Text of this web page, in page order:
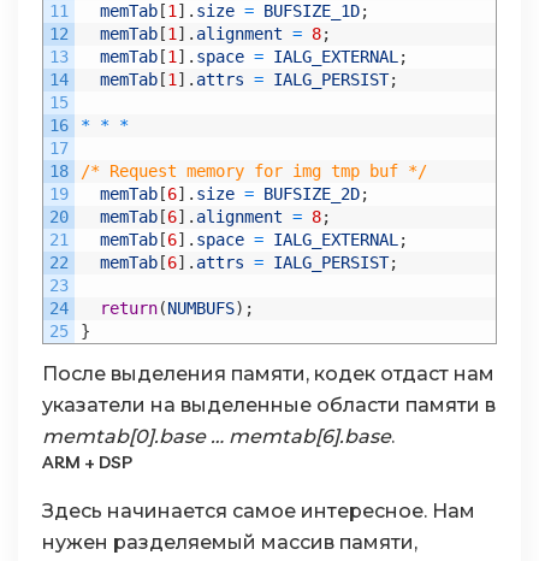
11
12
13
14
15
16
17
18
19
20
21
22
23
24
25
memTab [1 ] . size = BUFSIZE_1D;
memTab [1 ] . alignment = 8;
memTab [1 ] . space = IALG_EXTERNAL ;
memTab [1 ] . attrs = IALG_PERSIST;
* * *
/* Request memory for img tmp buf */
memTab [6] . size = BUFSIZE_2D;
memTab [6] . alignment = 8;
memTab [6] . space = IALG_EXTERNAL ;
memTab [6] . attrs = IALG_PERSIST;
return(NUMBUFS) ;
}
После выделения памяти, кодек отдаст нам
указатели на выделенные области памяти в
memtab[0].base … memtab[6].base.
ARM + DSP
Здесь начинается самое интересное. Нам
нужен разделяемый массив памяти,